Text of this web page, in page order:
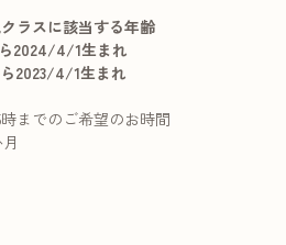
ラスに該当する年齢
2024/4/1生まれ
2023/4/1生まれ
までのご希望のお時間